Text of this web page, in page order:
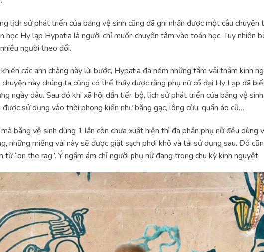
lịch sử phát triển của băng vệ sinh cũng đã ghi nhận được một câu
học Hy lạp Hypatia là người chỉ muốn chuyên tâm vào toán học. Tuy nhiên
người theo đổi.
các anh chàng này lùi bước, Hypatia đã ném những tấm vải thấm kinh
chuyện này chúng ta cũng có thể thấy được rằng phụ nữ cổ đại Hy Lạp đã
ngày dâu. Sau đó khi xã hội dần tiến bộ, lịch sử phát triển của băng vệ
được sử dụng vào thời phong kiến như băng gạc, lông cừu, quần áo cũ…
mà băng vệ sinh dùng 1 lần còn chưa xuất hiện thì đa phần phụ nữ đều dùng
những miếng vải này sẽ được giặt sạch phơi khô và tái sử dụng sau. Đó
từ “on the rag”. Ý ngầm ám chỉ người phụ nữ đang trong chu kỳ kinh nguyệt.